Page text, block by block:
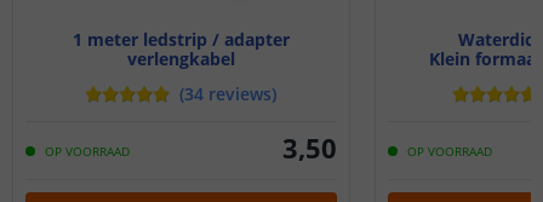
1 meter ledstrip / adapter
verlengkabel
(34 reviews)
OP VOORRAAD 3,50
Klein
OP VOORRAAD